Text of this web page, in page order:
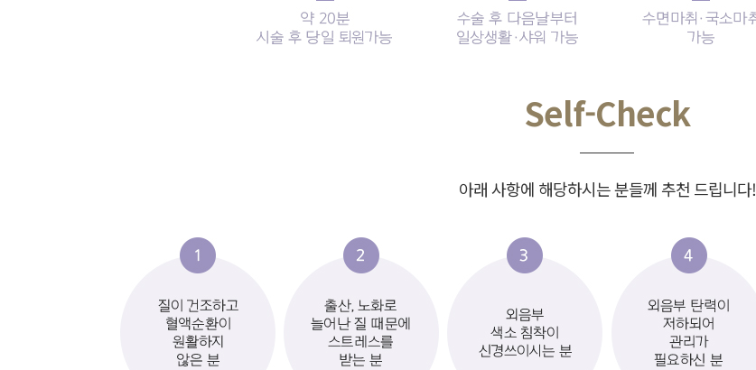
Self-Check
아래 사항에 해당하시는 분들께 추천 드립니다!